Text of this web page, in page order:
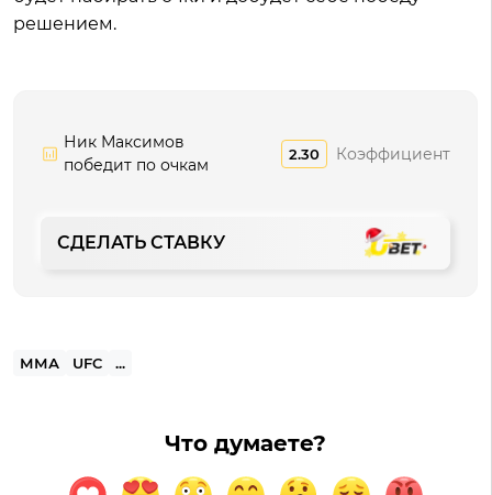
решением.
Ник Максимов
победит по очкам
2.30 Коэффициент
СДЕЛАТЬ СТАВКУ
ММА UFC ...
Что думаете?